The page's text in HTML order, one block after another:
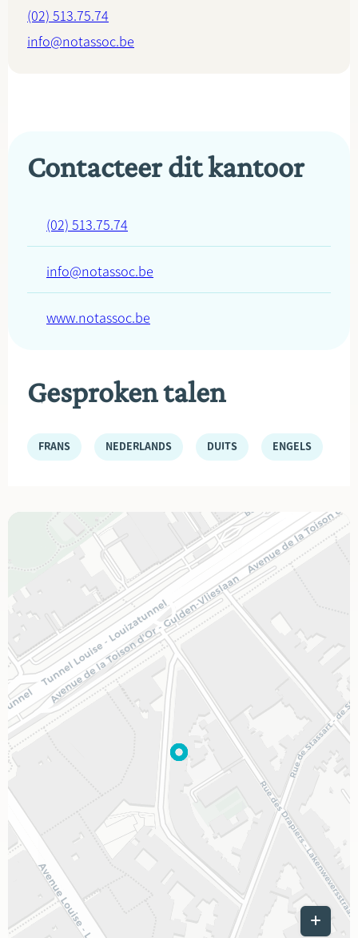
(02) 513.75.74
info@notassoc.be
Contacteer dit kantoor
(02) 513.75.74
info@notassoc.be
www.notassoc.be
Gesproken talen
FRANS NEDERLANDS DUITS ENGELS
Leaflet |©